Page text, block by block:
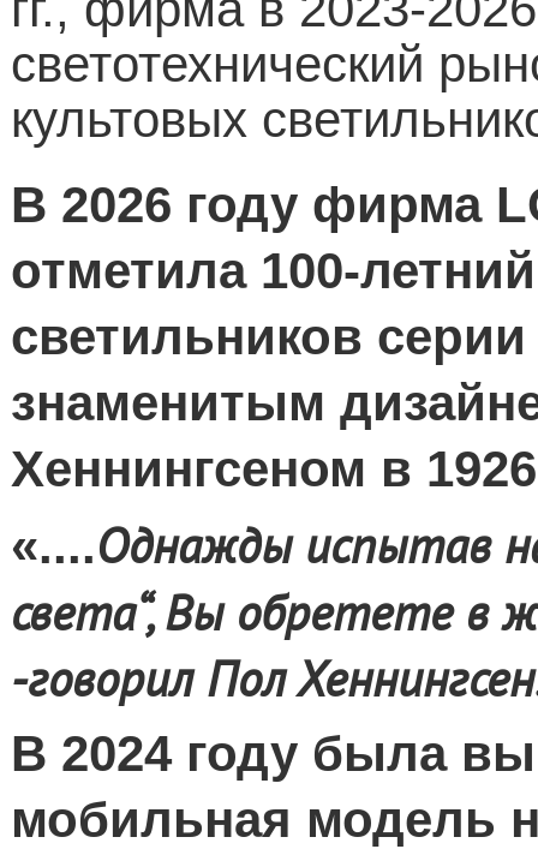
светотехнический
культовых
В 2026 году фирма
отметила 100-
светильников
знаменитым
Хеннингсеном в
«....Однажды испытав
света“, Вы обретете в
-говорил Пол
В 2024 году была
мобильная модель